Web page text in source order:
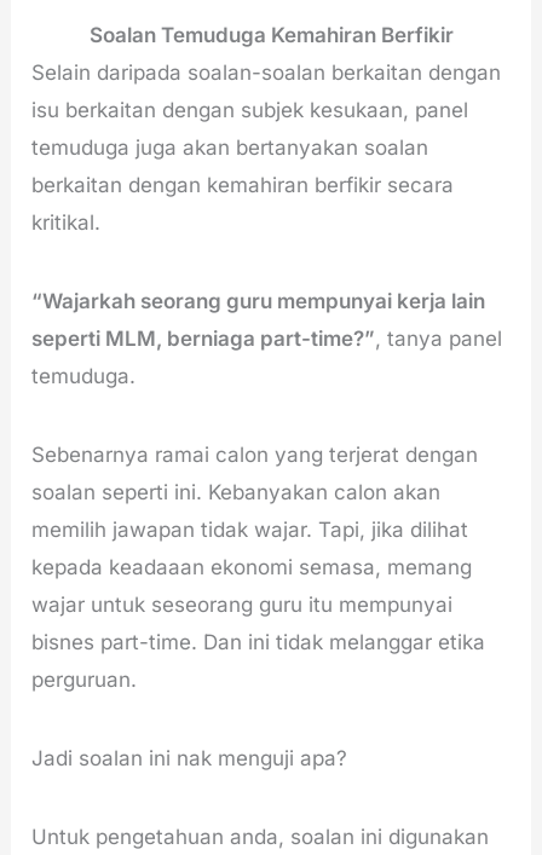
Soalan Temuduga Kemahiran Berfikir
Selain daripada soalan-soalan berkaitan dengan
isu berkaitan dengan subjek kesukaan, panel
temuduga juga akan bertanyakan soalan
berkaitan dengan kemahiran berfikir secara
kritikal.
“Wajarkah seorang guru mempunyai kerja lain
seperti MLM, berniaga part-time?”, tanya panel
temuduga.
Sebenarnya ramai calon yang terjerat dengan
soalan seperti ini. Kebanyakan calon akan
memilih jawapan tidak wajar. Tapi, jika dilihat
kepada keadaaan ekonomi semasa, memang
wajar untuk seseorang guru itu mempunyai
bisnes part-time. Dan ini tidak melanggar etika
perguruan.
Jadi soalan ini nak menguji apa?
Untuk pengetahuan anda, soalan ini digunakan